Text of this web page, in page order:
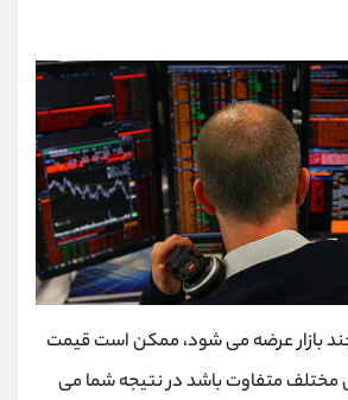
بازار عرضه می شود، ممکن است قیمت
مختلف متفاوت باشد در نتیجه شما می